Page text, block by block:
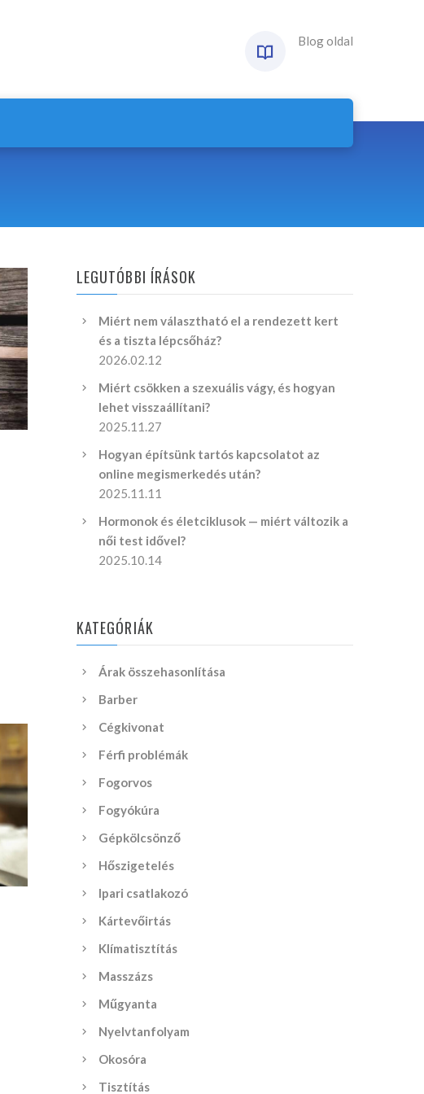
Blog oldal
LEGUTÓBBI ÍRÁSOK
Miért nem választható el a rendezett kert
és a tiszta lépcsőház?
2026.02.12
Miért csökken a szexuális vágy, és hogyan
lehet visszaállítani?
2025.11.27
Hogyan építsünk tartós kapcsolatot az
online megismerkedés után?
2025.11.11
Hormonok és életciklusok — miért változik a
női test idővel?
2025.10.14
KATEGÓRIÁK
Árak összehasonlítása
Barber
Cégkivonat
Férfi problémák
Fogorvos
Fogyókúra
Gépkölcsönző
Hőszigetelés
Ipari csatlakozó
Kártevőirtás
Klímatisztítás
Masszázs
Műgyanta
Nyelvtanfolyam
Okosóra
Tisztítás